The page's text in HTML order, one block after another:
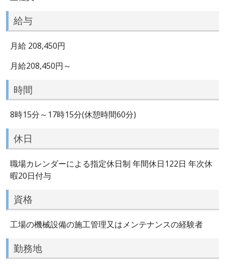
給与
月給 208,450円
月給208,450円～
時間
8時15分～17時15分(休憩時間60分)
休日
職場カレンダーによる指定休日制 年間休日122日 年次休
暇20日付与
資格
工場の機械設備の施工管理又はメンテナンスの経験者
勤務地